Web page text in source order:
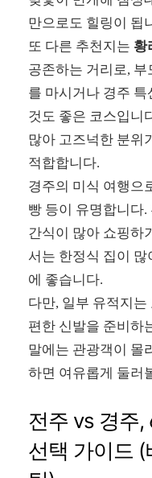
만으로도 힐링이 됩
또 다른 추천지는 황
공존하는 거리로,
를 마시거나 경주
것도 좋은 코스입니
많아 고즈넉한 분위
적합합니다.
경주의 미식 여행으
빵 등이 유명합니다
간식이 많아 쇼핑하
서는 한정식 집이 많
에 좋습니다.
다만, 일부 유적지는
편한 신발을 준비하
말에는 관광객이 몰
하면 여유롭게 둘러
전주 vs 경주,
선택 가이드 (